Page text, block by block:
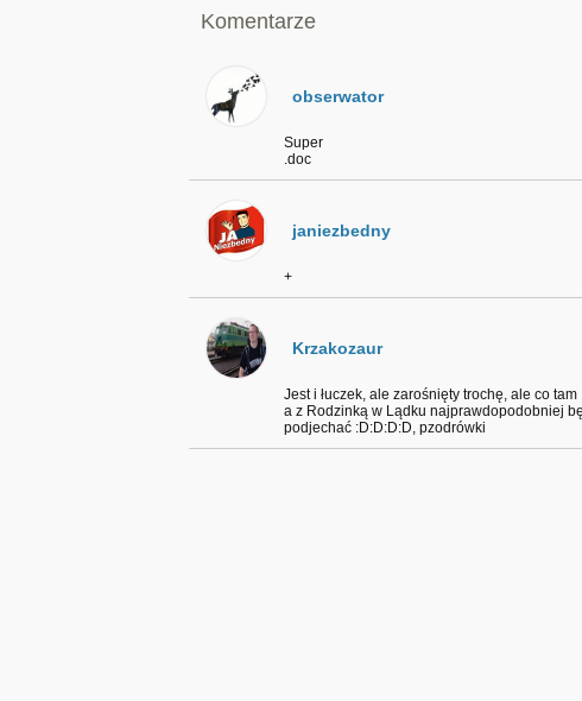
Komentarze
obserwator
Super
.doc
janiezbedny
+
Krzakozaur
Jest i łuczek, ale zarośnięty trochę, ale co
a z Rodzinką w Lądku najprawdopodobniej
podjechać :D:D:D:D, pzodrówki